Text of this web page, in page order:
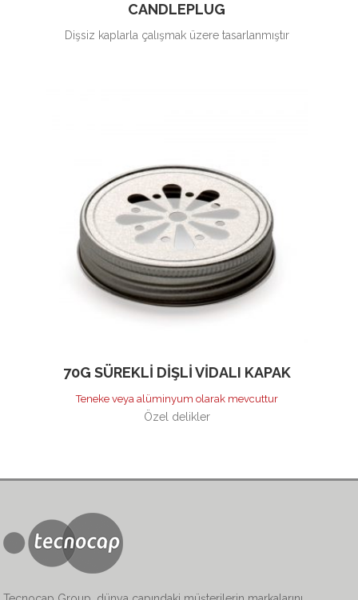
CANDLEPLUG
Dişsiz kaplarla çalışmak üzere tasarlanmıştır
70G SÜREKLI DIŞLI VIDALI KAPAK
Teneke veya alüminyum olarak mevcuttur
Özel delikler